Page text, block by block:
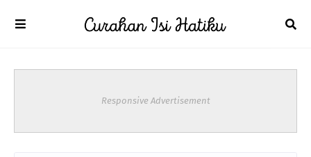
Responsive Advertisement